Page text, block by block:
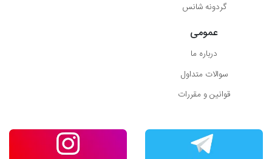
گردونه شانس
عمومی
درباره ما
سوالات متداول
قوانین و مقررات